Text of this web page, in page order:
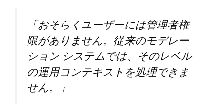
「おそらくユーザーには管理者権
限がありません。従来のモデレー
ション システムでは、そのレベル
の運用コンテキストを処理できま
せん。」